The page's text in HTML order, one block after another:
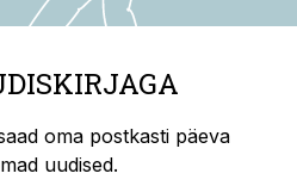
oma postkasti päeva
uudised.